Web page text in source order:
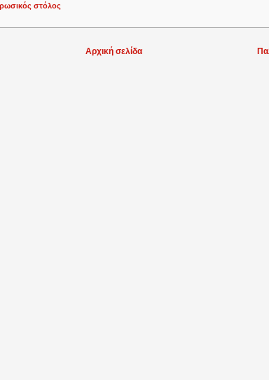
ρωσικός στόλος
Αρχική σελίδα